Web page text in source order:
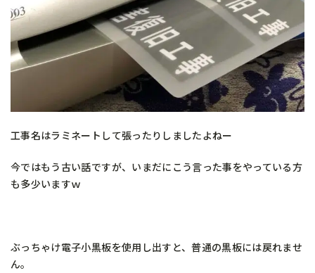
工事名はラミネートして張ったりしましたよねー
今ではもう古い話ですが、いまだにこう言った事をやっている方
も多少いますｗ
ぶっちゃけ電子小黒板を使用し出すと、普通の黒板には戻れませ
ん。